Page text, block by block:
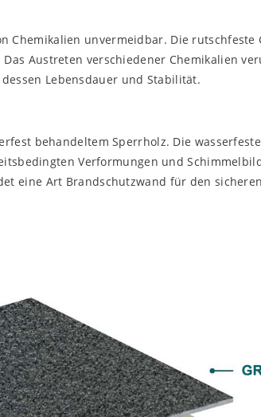
Chemikalien unvermeidbar. Die rutschfeste
Austreten verschiedener Chemikalien
Lebensdauer und Stabilität.
behandeltem Sperrholz. Die
Verformungen und
eine Art Brandschutzwand für den